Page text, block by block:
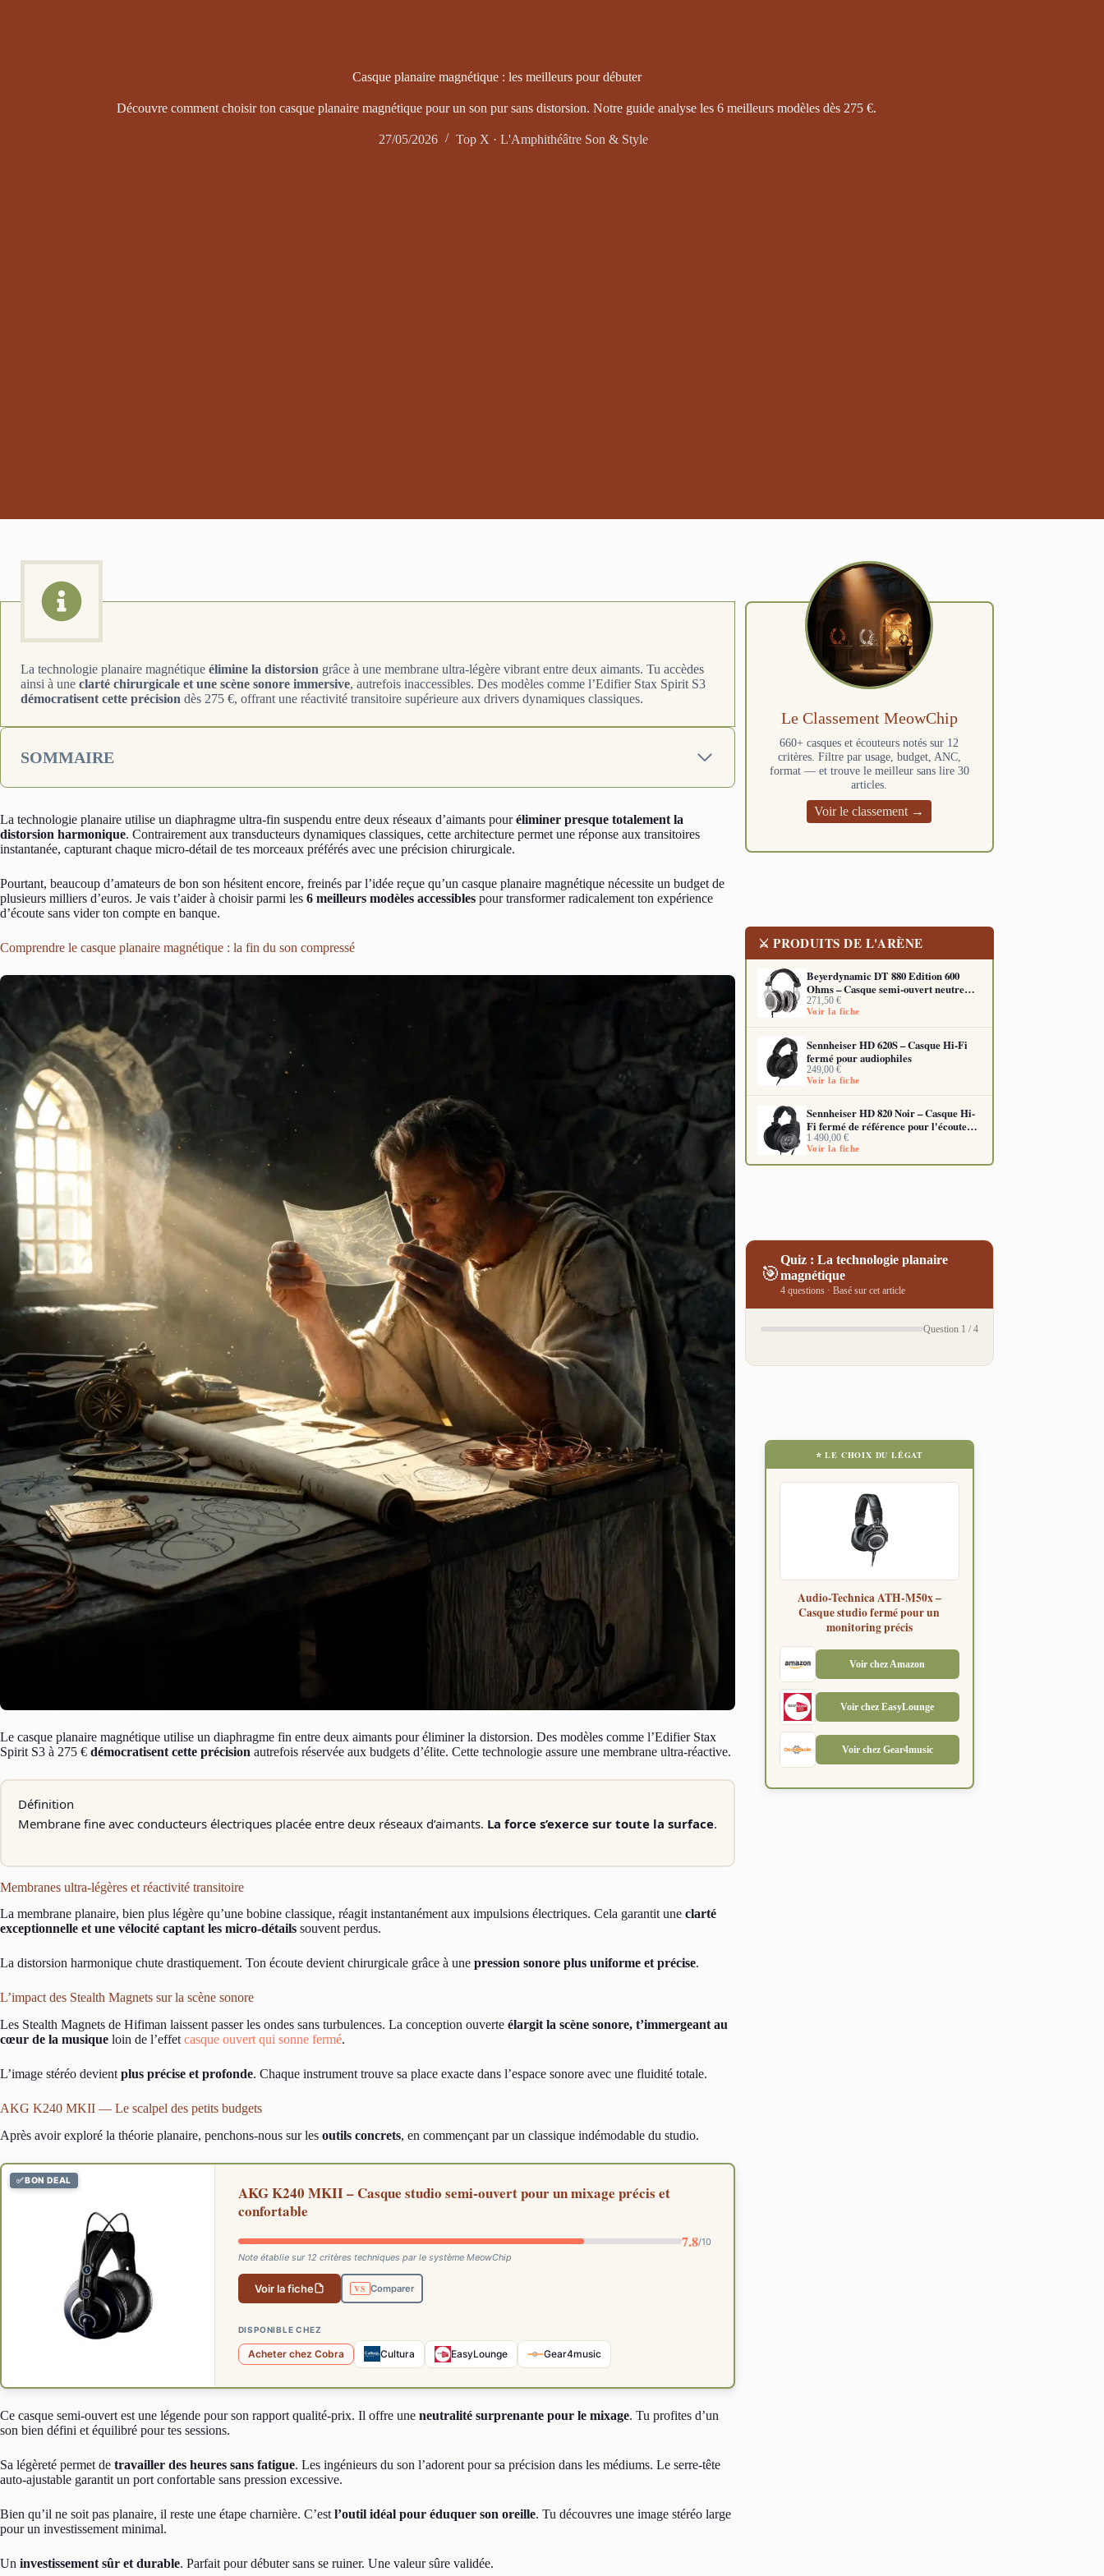
Casque planaire magnétique : les meilleurs pour débuter
Découvre comment choisir ton casque planaire magnétique pour un son pur sans distorsion. Notre guide analyse les 6 meilleurs modèles dès 275 €.
27/05/2026 Top X · L'Amphithéâtre Son & Style
La technologie planaire magnétique élimine la distorsion grâce à une membrane ultra-légère vibrant entre deux aimants. Tu accèdes
ainsi à une clarté chirurgicale et une scène sonore immersive, autrefois inaccessibles. Des modèles comme l’Edifier Stax Spirit S3
démocratisent cette précision dès 275 €, offrant une réactivité transitoire supérieure aux drivers dynamiques classiques.
SOMMAIRE
La technologie planaire utilise un diaphragme ultra-fin suspendu entre deux réseaux d’aimants pouréliminer presque totalement la
distorsion harmonique. Contrairement aux transducteurs dynamiques classiques, cette architecture permet une réponse aux transitoires
instantanée, capturant chaque micro-détail de tes morceaux préférés avec une précision chirurgicale.
Pourtant, beaucoup d’amateurs de bon son hésitent encore, freinés par l’idée reçue qu’un casque planaire magnétique nécessite un budget de
plusieurs milliers d’euros. Je vais t’aider à choisir parmi les 6 meilleurs modèles accessibles pour transformer radicalement ton expérience
d’écoute sans vider ton compte en banque.
Comprendre le casque planaire magnétique : la fin du son compressé
Le casque planaire magnétique utilise un diaphragme fin entre deux aimants pour éliminer la distorsion. Des modèles comme l’Edifier Stax
Spirit S3 à 275 € démocratisent cette précision autrefois réservée aux budgets d’élite. Cette technologie assure une membrane ultra-réactive.
Définition
Membrane fine avec conducteurs électriques placée entre deux réseaux d’aimants. La force s’exerce sur toute la surface.
Membranes ultra-légères et réactivité transitoire
La membrane planaire, bien plus légère qu’une bobine classique, réagit instantanément aux impulsions électriques. Cela garantit une clarté
exceptionnelle et une vélocité captant les micro-détails souvent perdus.
La distorsion harmonique chute drastiquement. Ton écoute devient chirurgicale grâce à une pression sonore plus uniforme et précise.
L’impact des Stealth Magnets sur la scène sonore
Les Stealth Magnets de Hifiman laissent passer les ondes sans turbulences. La conception ouverte élargit la scène sonore, t’immergeant au
cœur de la musique loin de l’effet casque ouvert qui sonne fermé.
L’image stéréo devient plus précise et profonde. Chaque instrument trouve sa place exacte dans l’espace sonore avec une fluidité totale.
AKG K240 MKII — Le scalpel des petits budgets
Après avoir exploré la théorie planaire, penchons-nous sur les outils concrets, en commençant par un classique indémodable du studio.
✅ BON DEAL
AKG K240 MKII – Casque studio semi-ouvert pour un mixage précis et
confortable
7.8/10
Note établie sur 12 critères techniques par le système MeowChip
Voir la fiche Comparer
DISPONIBLE CHEZ
Acheter chez Cobra Cultura EasyLounge Gear4music
Ce casque semi-ouvert est une légende pour son rapport qualité-prix. Il offre une neutralité surprenante pour le mixage. Tu profites d’un
son bien défini et équilibré pour tes sessions.
Sa légèreté permet de travailler des heures sans fatigue. Les ingénieurs du son l’adorent pour sa précision dans les médiums. Le serre-tête
auto-ajustable garantit un port confortable sans pression excessive.
Bien qu’il ne soit pas planaire, il reste une étape charnière. C’est l’outil idéal pour éduquer son oreille. Tu découvres une image stéréo large
pour un investissement minimal.
Un investissement sûr et durable. Parfait pour débuter sans se ruiner. Une valeur sûre validée.
Le Classement MeowChip
660+ casques et écouteurs notés sur 12
critères. Filtre par usage, budget, ANC,
format — et trouve le meilleur sans lire 30
articles.
Voir le classement →
⚔ PRODUITS DE L'ARÈNE
Beyerdynamic DT 880 Edition 600
Ohms – Casque semi-ouvert neutre
pour audiophiles et studio
271,50 €
Voir la fiche
Sennheiser HD 620S – Casque Hi-Fi
fermé pour audiophiles
249,00 €
Voir la fiche
Sennheiser HD 820 Noir – Casque Hi-
Fi fermé de référence pour l'écoute
critique
1 490,00 €
Voir la fiche
🎯
Quiz : La technologie planaire
magnétique
4 questions · Basé sur cet article
Question 1 / 4
⭐ LE CHOIX DU LÉGAT
Audio-Technica ATH-M50x –
Casque studio fermé pour un
monitoring précis
Voir chez Amazon
Voir chez EasyLounge
Voir chez Gear4music